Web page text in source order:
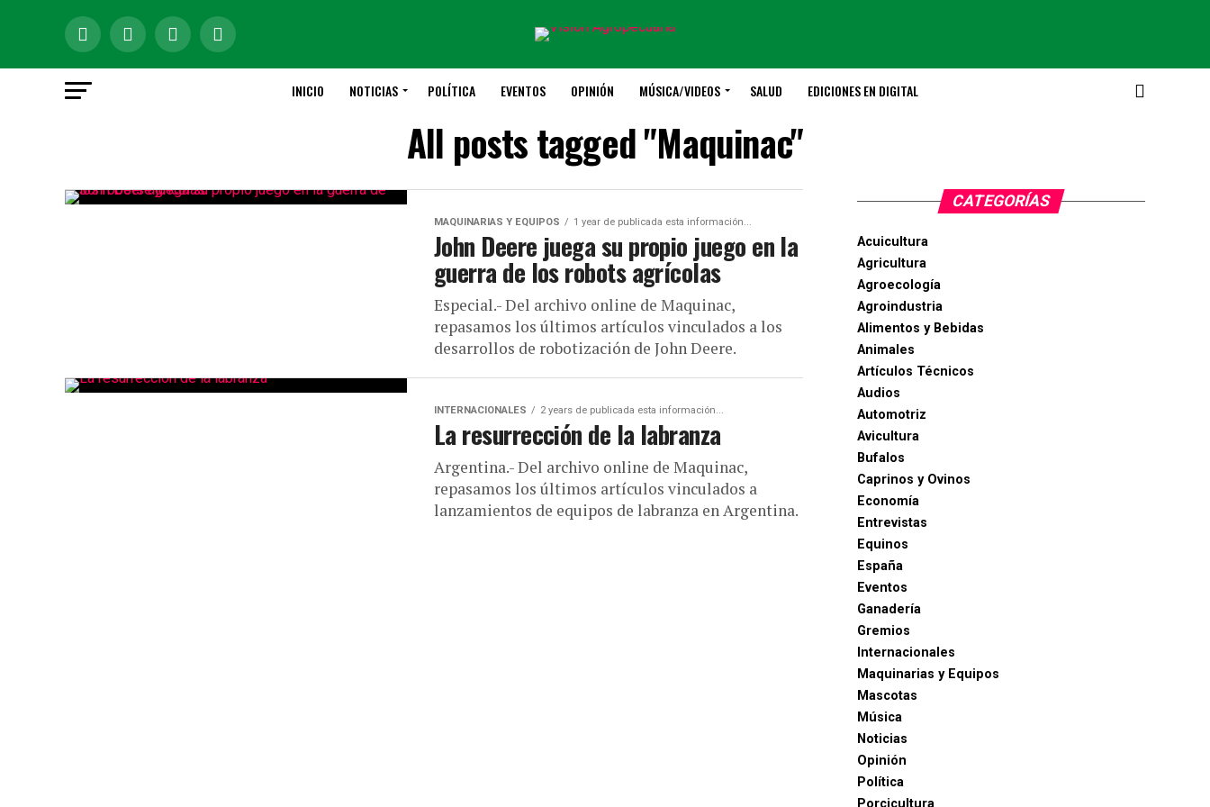
INICIO NOTICIAS POLÍTICA EVENTOS OPINIÓN MÚSICA/VIDEOS SALUD EDICIONES EN DIGITAL
All posts tagged "Maquinac"
MAQUINARIAS Y EQUIPOS 1 year de publicada esta información...
John Deere juega su propio juego en la
guerra de los robots agrícolas
Especial.- Del archivo online de Maquinac,
repasamos los últimos artículos vinculados a los
desarrollos de robotización de John Deere.
INTERNACIONALES 2 years de publicada esta información...
La resurrección de la labranza
Argentina.- Del archivo online de Maquinac,
repasamos los últimos artículos vinculados a
lanzamientos de equipos de labranza en Argentina.
CATEGORÍAS
Acuicultura
Agricultura
Agroecología
Agroindustria
Alimentos y Bebidas
Animales
Artículos Técnicos
Audios
Automotriz
Avicultura
Bufalos
Caprinos y Ovinos
Economía
Entrevistas
Equinos
España
Eventos
Ganadería
Gremios
Internacionales
Maquinarias y Equipos
Mascotas
Música
Noticias
Opinión
Política
Porcicultura